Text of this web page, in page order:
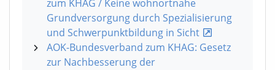
zum KHAG / Keine wohnortnahe
Grundversorgung durch Spezialisierung
und Schwerpunktbildung in Sicht
AOK-Bundesverband zum KHAG: Gesetz
zur Nachbesserung der